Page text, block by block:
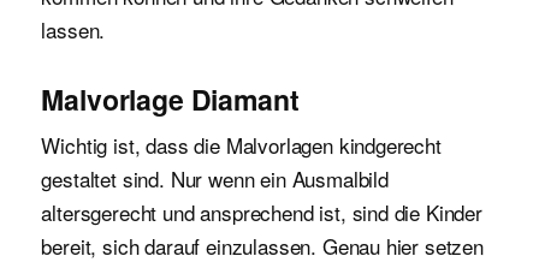
lassen.
Malvorlage Diamant
Wichtig ist, dass die Malvorlagen kindgerecht
gestaltet sind. Nur wenn ein Ausmalbild
altersgerecht und ansprechend ist, sind die Kinder
bereit, sich darauf einzulassen. Genau hier setzen